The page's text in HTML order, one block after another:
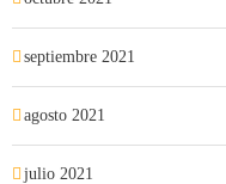
septiembre 2021
agosto 2021
julio 2021